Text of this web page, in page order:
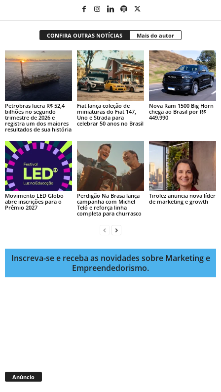
CONFIRA OUTRAS NOTÍCIAS Mais do autor
Petrobras lucra R$ 52,4
bilhões no segundo
trimestre de 2026 e
registra um dos maiores
resultados de sua história
Fiat lança coleção de
miniaturas do Fiat 147,
Uno e Strada para
celebrar 50 anos no Brasil
Nova Ram 1500 Big Horn
chega ao Brasil por R$
449.990
Movimento LED Globo
abre inscrições para o
Prêmio 2027
Perdigão Na Brasa lança
campanha com Michel
Teló e reforça linha
completa para churrasco
Tirolez anuncia nova líder
de marketing e growth
Inscreva-se e receba as novidades sobre Marketing e
Empreendedorismo.
Anúncio